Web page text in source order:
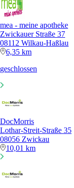
mea - meine apotheke
Zwickauer Straße 37
08112 Wilkau-Haßlau
6,35 km
geschlossen
DocMorris
Lothar-Streit-Straße 35
08056 Zwickau
10,01 km